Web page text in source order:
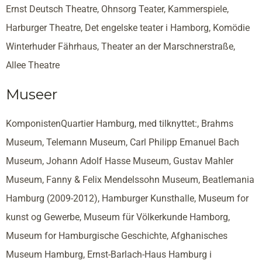
Ernst Deutsch Theatre, Ohnsorg Teater, Kammerspiele,
Harburger Theatre, Det engelske teater i Hamborg, Komödie
Winterhuder Fährhaus, Theater an der Marschnerstraße,
Allee Theatre
Museer
KomponistenQuartier Hamburg, med tilknyttet:, Brahms
Museum, Telemann Museum, Carl Philipp Emanuel Bach
Museum, Johann Adolf Hasse Museum, Gustav Mahler
Museum, Fanny & Felix Mendelssohn Museum, Beatlemania
Hamburg (2009-2012), Hamburger Kunsthalle, Museum for
kunst og Gewerbe, Museum für Völkerkunde Hamborg,
Museum for Hamburgische Geschichte, Afghanisches
Museum Hamburg, Ernst-Barlach-Haus Hamburg i